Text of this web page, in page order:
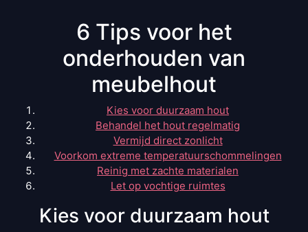
6 Tips voor het
onderhouden van
meubelhout
Kies voor duurzaam hout
Behandel het hout regelmatig
Vermijd direct zonlicht
Voorkom extreme temperatuurschommelingen
Reinig met zachte materialen
Let op vochtige ruimtes
Kies voor duurzaam hout